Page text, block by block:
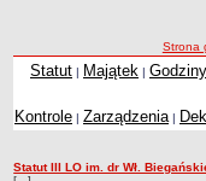
Zespoły Szkół
Techniczne Zakłady
Przedszkola Miejskie
ścieżka
Strona
Statut
Statut | Majątek |
Kontrole | Zarządzenia |
Statut
Statut III LO im. dr Wł.